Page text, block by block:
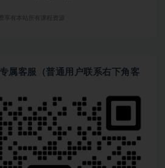
享有本站所有课程资源
属客服（普通用户联系右下角客